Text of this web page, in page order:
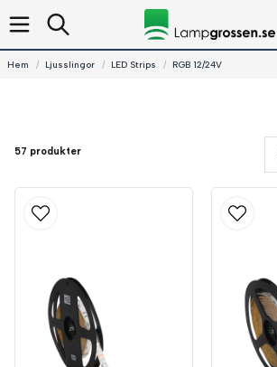
Hem Ljusslingor LED Strips RGB 12/24V
57 produkter